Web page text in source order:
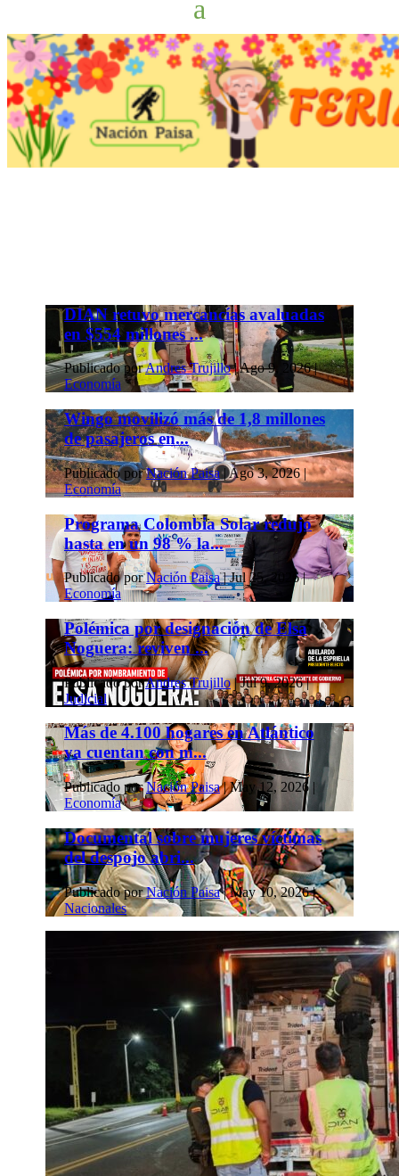
DIAN retuvo mercancías avaluadas
en $554 millones ...
Publicado porAndres Trujillo|Ago 9, 2026|
Economía
Wingo movilizó más de 1,8 millones
de pasajeros en...
Publicado porNación Paisa|Ago 3, 2026|
Economía
Programa Colombia Solar redujo
hasta en un 98 % la...
Publicado porNación Paisa|Jul 25, 2026|
Economía
Polémica por designación de Elsa
Noguera: reviven ...
Publicado porAndres Trujillo|Jul 9, 2026|
Judicial
Más de 4.100 hogares en Atlántico
ya cuentan con m...
Publicado porNación Paisa|May 12, 2026|
Economía
Documental sobre mujeres víctimas
del despojo abri...
Publicado porNación Paisa|May 10, 2026|
Nacionales